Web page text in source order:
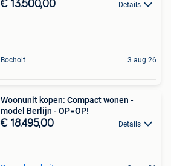
€ 13.500,00 Details
Bocholt 3 aug 26
Woonunit kopen: Compact wonen -
model Berlijn - OP=OP!
€ 18.495,00 Details